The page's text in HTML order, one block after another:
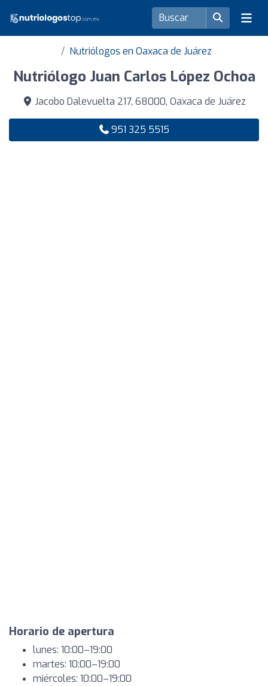
Nutriólogos en Oaxaca de Juárez
Nutriólogo Juan Carlos López Ochoa
Jacobo Dalevuelta 217, 68000, Oaxaca de Juárez
951 325 5515
Horario de apertura
lunes: 10:00–19:00
martes: 10:00–19:00
miércoles: 10:00–19:00